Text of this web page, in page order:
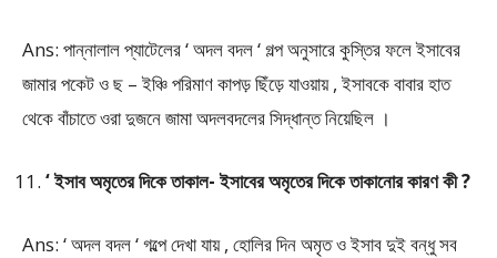
Ans: পান্নালাল প্যাটেলের ‘ অদল বদল ‘ গল্প অনুসারে কুস্তির ফলে ইসাবের
জামার পকেট ও ছ – ইঞ্চি পরিমাণ কাপড় ছিঁড়ে যাওয়ায় , ইসাবকে বাবার হাত
থেকে বাঁচাতে ওরা দুজনে জামা অদলবদলের সিদ্ধান্ত নিয়েছিল ।
‘ ইসাব অমৃতের দিকে তাকাল- ইসাবের অমৃতের দিকে তাকানোর কারণ কী ?
Ans: ‘ অদল বদল ‘ গল্পে দেখা যায় , হোলির দিন অমৃত ও ইসাব দুই বন্ধু সব